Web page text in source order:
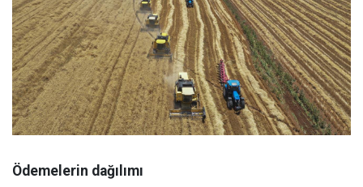
Ödemelerin dağılımı